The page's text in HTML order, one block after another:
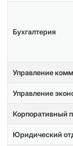
Бухгалтерия
Управление
Управление
Корпоративный
Юридический